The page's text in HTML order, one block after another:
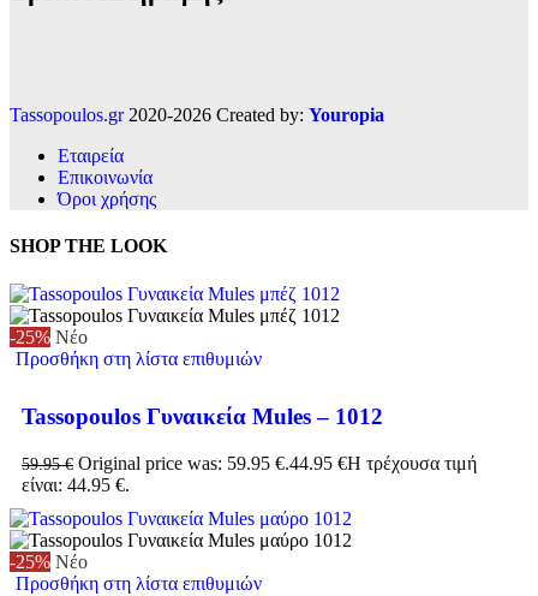
Tassopoulos.gr2020-2026 Created by: Youropia
Εταιρεία
Επικοινωνία
Όροι χρήσης
SHOP THE LOOK
-25% Νέο
Προσθήκη στη λίστα επιθυμιών
Tassopoulos Γυναικεία Mules – 1012
59.95€ Original price was: 59.95 €.44.95 €Η τρέχουσα τιμή
είναι: 44.95 €.
-25% Νέο
Προσθήκη στη λίστα επιθυμιών